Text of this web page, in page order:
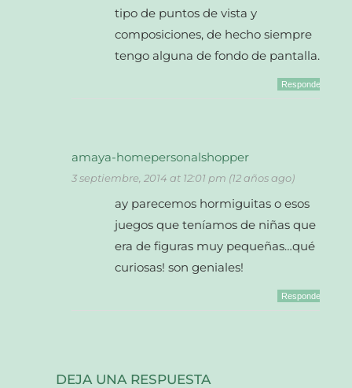
tipo de puntos de vista y
composiciones, de hecho siempre
tengo alguna de fondo de pantalla.
Responder
amaya-homepersonalshopper
3 septiembre, 2014 at 12:01 pm (12 años ago)
ay parecemos hormiguitas o esos
juegos que teníamos de niñas que
era de figuras muy pequeñas…qué
curiosas! son geniales!
Responder
DEJA UNA RESPUESTA